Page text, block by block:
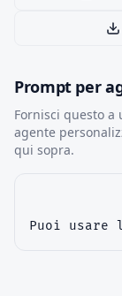
Prompt per
Fornisci questo a
agente
qui sopra.
Puoi usare